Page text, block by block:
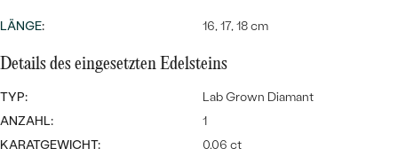
LÄNGE: 16, 17, 18 cm
Details des eingesetzten Edelsteins
TYP:
Lab Grown Diamant
ANZAHL:
1
KARATGEWICHT:
0.06 ct